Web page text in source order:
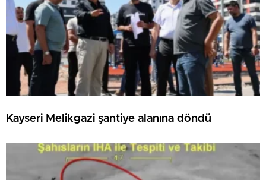
Kayseri Melikgazi şantiye alanına döndü